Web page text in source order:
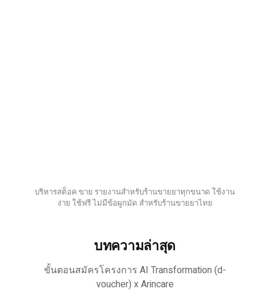
บริหารสต็อค ขาย รายงานสำหรับร้านขายยาทุกขนาด ใช้งาน
ง่าย ใช้ฟรี ไม่มีข้อผูกมัด สำหรับร้านขายยาไทย
บทความล่าสุด
ขั้นตอนสมัครโครงการ AI Transformation (d-
voucher) x Arincare